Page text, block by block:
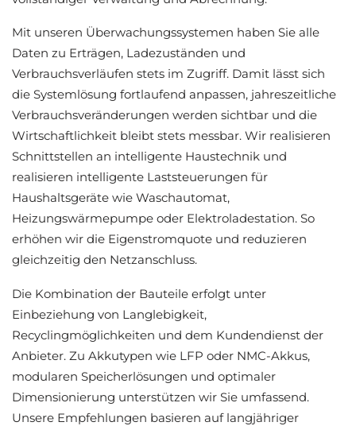
Mit unseren Überwachungssystemen haben Sie alle
Daten zu Erträgen, Ladezuständen und
Verbrauchsverläufen stets im Zugriff. Damit lässt sich
die Systemlösung fortlaufend anpassen, jahreszeitliche
Verbrauchsveränderungen werden sichtbar und die
Wirtschaftlichkeit bleibt stets messbar. Wir realisieren
Schnittstellen an intelligente Haustechnik und
realisieren intelligente Laststeuerungen für
Haushaltsgeräte wie Waschautomat,
Heizungswärmepumpe oder Elektroladestation. So
erhöhen wir die Eigenstromquote und reduzieren
gleichzeitig den Netzanschluss.
Die Kombination der Bauteile erfolgt unter
Einbeziehung von Langlebigkeit,
Recyclingmöglichkeiten und dem Kundendienst der
Anbieter. Zu Akkutypen wie LFP oder NMC-Akkus,
modularen Speicherlösungen und optimaler
Dimensionierung unterstützen wir Sie umfassend.
Unsere Empfehlungen basieren auf langjähriger